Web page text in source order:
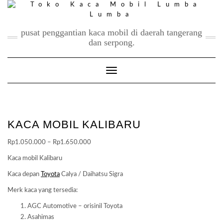
Skip
pusat penggantian kaca mobil di daerah tangerang
dan serpong.
Toggle Navigation
KACA MOBIL KALIBARU
Rp1.050.000 – Rp1.650.000
through
Kaca mobil Kalibaru
Kaca depan Toyota Calya / Daihatsu Sigra
Merk kaca yang tersedia:
AGC Automotive – orisinil Toyota
Asahimas